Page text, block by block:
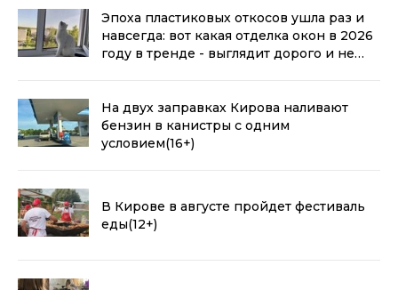
Эпоха пластиковых откосов ушла раз и
навсегда: вот какая отделка окон в 2026
году в тренде - выглядит дорого и не
На двух заправках Кирова наливают
бензин в канистры с одним
условием(16+)
В Кирове в августе пройдет фестиваль
еды(12+)